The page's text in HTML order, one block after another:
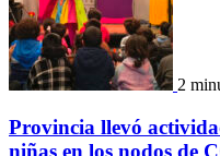
2
Provincia llevó
niñas en los nodos de